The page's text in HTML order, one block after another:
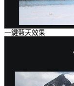
一鍵藍天效果